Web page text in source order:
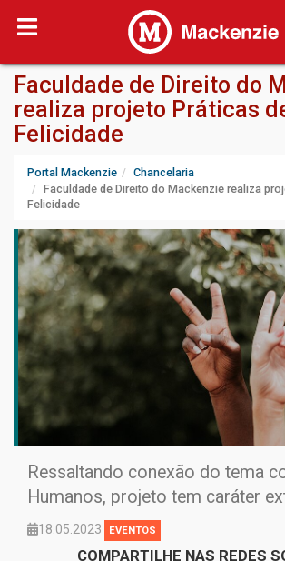
Faculdade de Direito do
realiza projeto Práticas
Felicidade
Portal Mackenzie
Chancelaria
Faculdade de Direito do Mackenzie realiza
Felicidade
Ressaltando conexão do tema
Humanos, projeto tem caráter
18.05.2023 EVENTOS
COMPARTILHE NAS REDES